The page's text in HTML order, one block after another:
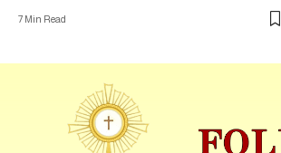
7 Min Read